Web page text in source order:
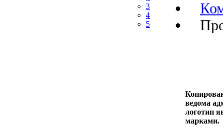
3
4
5
ведома
логотип
марками.